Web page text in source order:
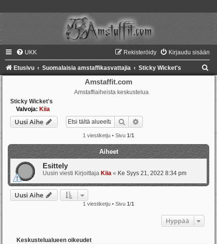
UKK Kirjaudu sisään
Rekisteröidy
Etusivu Suomalaisia amstaffikasvattajia Sticky Wicket's
Amstaffit.com
Amstaffiaiheista keskustelua
Sticky Wicket's
Valvoja: Kiia
Uusi Aihe Etsi
1 viestiketju • Sivu 1/1
Aiheet
Esittely
Uusin viesti Kirjoittaja Kiia « Ke Syys 21, 2022 8:34 pm
Uusi Aihe
1 viestiketju • Sivu 1/1
Hyppää
Keskustelualueen oikeudet